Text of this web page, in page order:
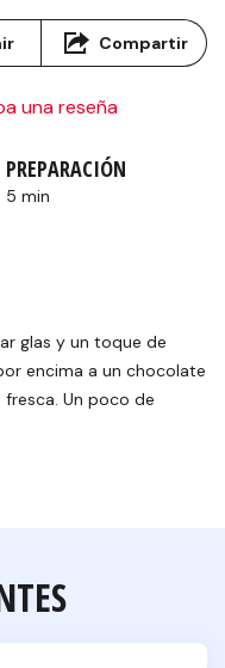
Compartir
una reseña
PREPARACIÓN
5 min
glas y un toque de
encima a un chocolate
Un poco de